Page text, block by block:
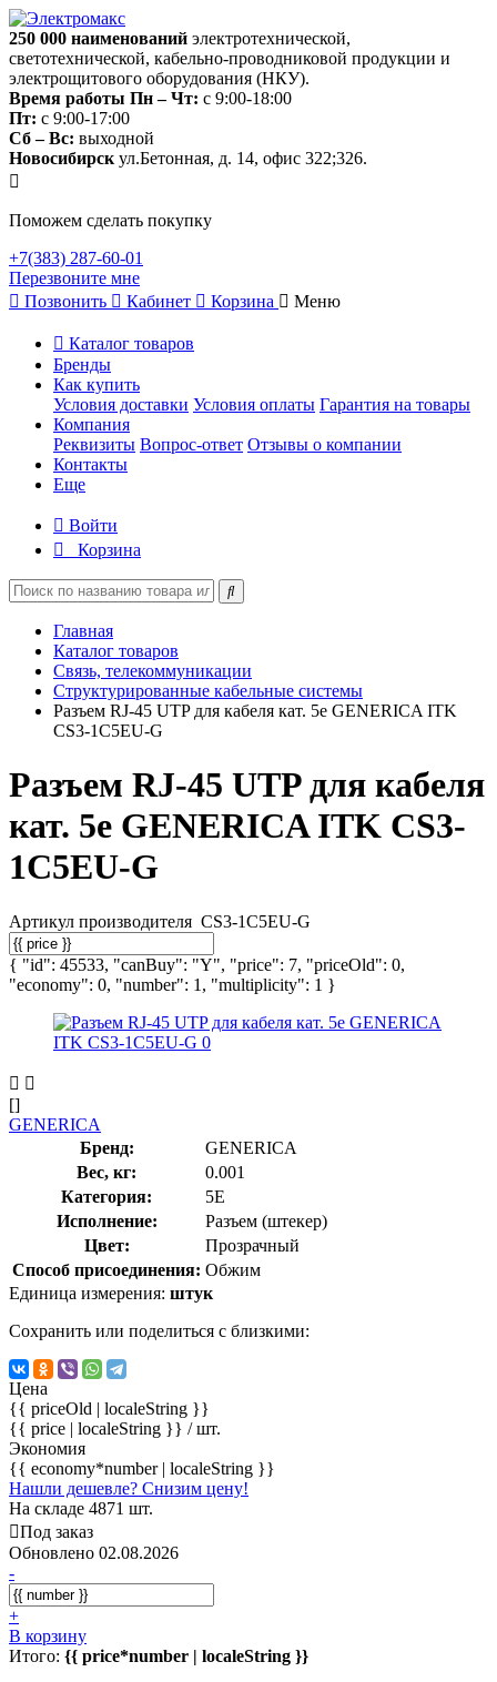
250 000 наименований электротехнической,
светотехнической, кабельно-проводниковой продукции и
электрощитового оборудования (НКУ).
Время работы Пн – Чт: с 9:00-18:00
Пт: с 9:00-17:00
Сб – Вс: выходной
Новосибирск ул.Бетонная, д. 14, офис 322;326.
Поможем сделать покупку
+7(383) 287-60-01
Перезвоните мне
Позвонить
Кабинет Корзина Меню
Каталог товаров
Бренды
Как купить
Условия доставки Условия оплаты Гарантия на товары
Компания
Реквизиты Вопрос-ответ Отзывы о компании
Контакты
Еще
Войти
Корзина
Главная
Каталог товаров
Связь, телекоммуникации
Структурированные кабельные системы
Разъем RJ-45 UTP для кабеля кат. 5e GENERICA ITK
CS3-1C5EU-G
Разъем RJ-45 UTP для кабеля
кат. 5e GENERICA ITK CS3-
1C5EU-G
Артикул производителя CS3-1C5EU-G
{ "id": 45533, "canBuy": "Y", "price": 7, "priceOld": 0,
"economy": 0, "number": 1, "multiplicity": 1 }
[]
GENERICA
Бренд:
GENERICA
Вес, кг:
0.001
Категория:
5E
Исполнение:
Разъем (штекер)
Цвет:
Прозрачный
Способ присоединения: Обжим
Единица измерения: штук
Сохранить или поделиться с близкими:
Цена
{{ priceOld | localeString }}
{{ price | localeString }} / шт.
Экономия
{{ economy*number | localeString }}
Нашли дешевле? Снизим цену!
На складе 4871 шт.
Под заказ
Обновлено 02.08.2026
-
+
В корзину
Итого: {{ price*number | localeString }}